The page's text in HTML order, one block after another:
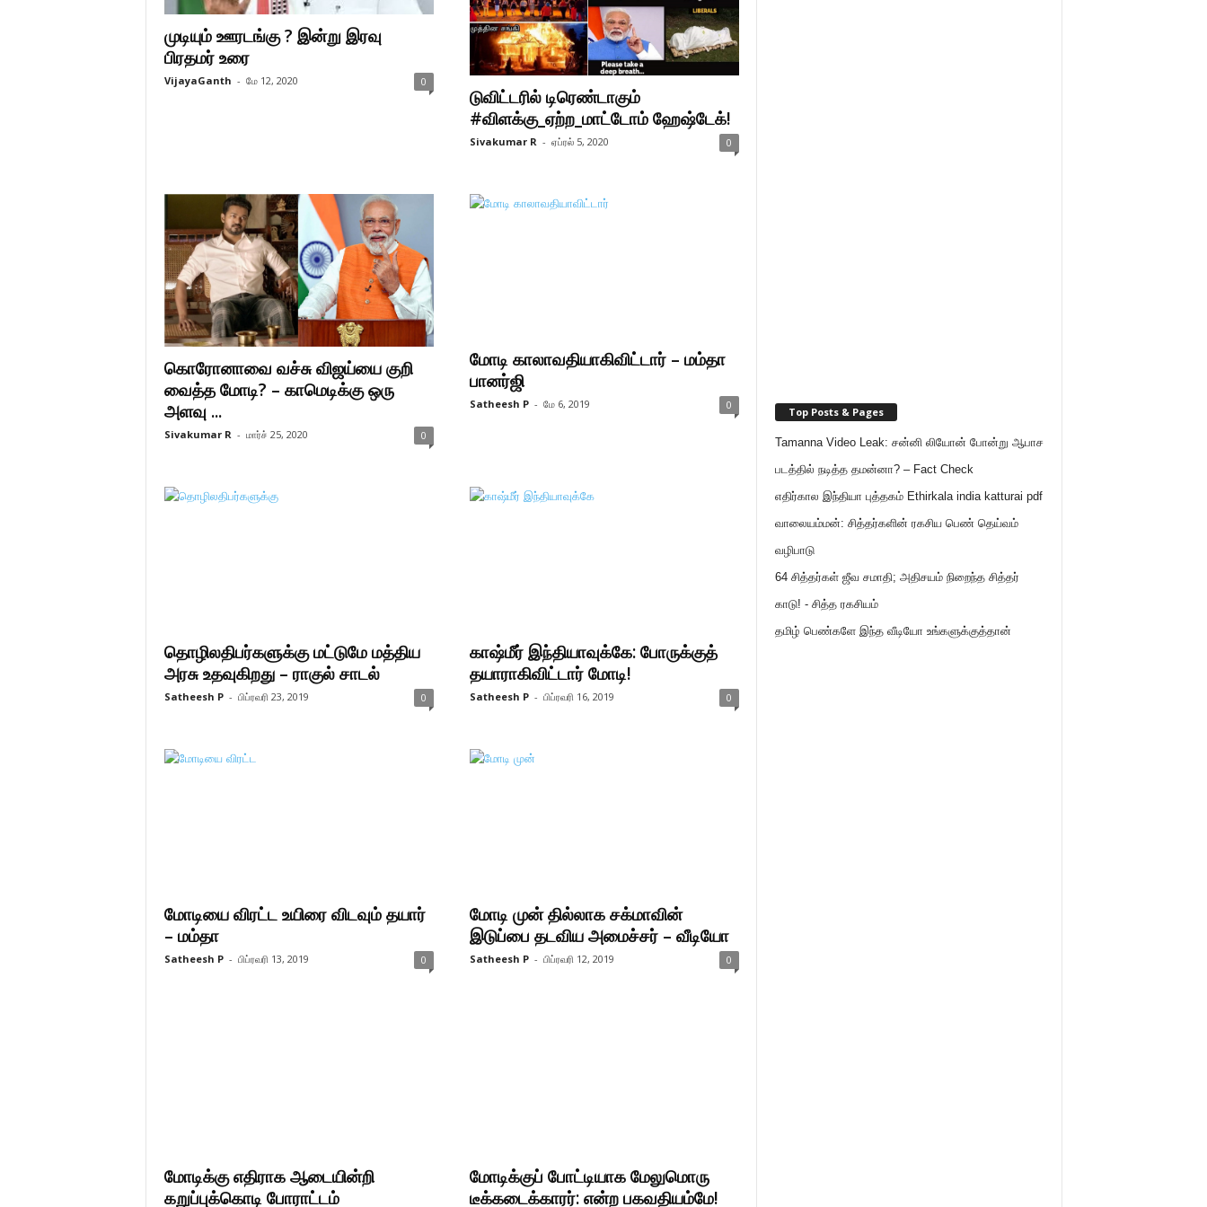
முடியும் ஊரடங்கு ? இன்று இரவு
பிரதமர் உரை
VijayaGanth - மே 12, 2020 0
டுவிட்டரில் டிரெண்டாகும்
#விளக்கு_ஏற்ற_மாட்டோம் ஹேஷ்டேக்!
Sivakumar R - ஏப்ரல் 5, 2020 0
கொரோனாவை வச்சு விஜய்யை குறி
வைத்த மோடி? – காமெடிக்கு ஒரு
அளவு ...
Sivakumar R - மார்ச் 25, 2020 0
மோடி காலாவதியாகிவிட்டார் – மம்தா
பானர்ஜி
Satheesh P - மே 6, 2019 0
தொழிலதிபர்களுக்கு மட்டுமே மத்திய
அரசு உதவுகிறது – ராகுல் சாடல்
Satheesh P - பிப்ரவரி 23, 2019 0
காஷ்மீர் இந்தியாவுக்கே: போருக்குத்
தயாராகிவிட்டார் மோடி!
Satheesh P - பிப்ரவரி 16, 2019 0
மோடியை விரட்ட உயிரை விடவும் தயார்
– மம்தா
Satheesh P - பிப்ரவரி 13, 2019 0
மோடி முன் தில்லாக சக்மாவின்
இடுப்பை தடவிய அமைச்சர் – வீடியோ
Satheesh P - பிப்ரவரி 12, 2019 0
மோடிக்கு எதிராக ஆடையின்றி
கறுப்புக்கொடி போராட்டம்
மோடிக்குப் போட்டியாக மேலுமொரு
டீக்கடைக்காரர்: என்ற பகவதியம்மே!
Top Posts & Pages
Tamanna Video Leak: சன்னி லியோன் போன்று ஆபாச
படத்தில் நடித்த தமன்னா? – Fact Check
எதிர்கால இந்தியா புத்தகம் Ethirkala india katturai pdf
வாலையம்மன்: சித்தர்களின் ரகசிய பெண் தெய்வம்
வழிபாடு
64 சித்தர்கள் ஜீவ சமாதி; அதிசயம் நிறைந்த சித்தர்
காடு! - சித்த ரகசியம்
தமிழ் பெண்களே இந்த வீடியோ உங்களுக்குத்தான்